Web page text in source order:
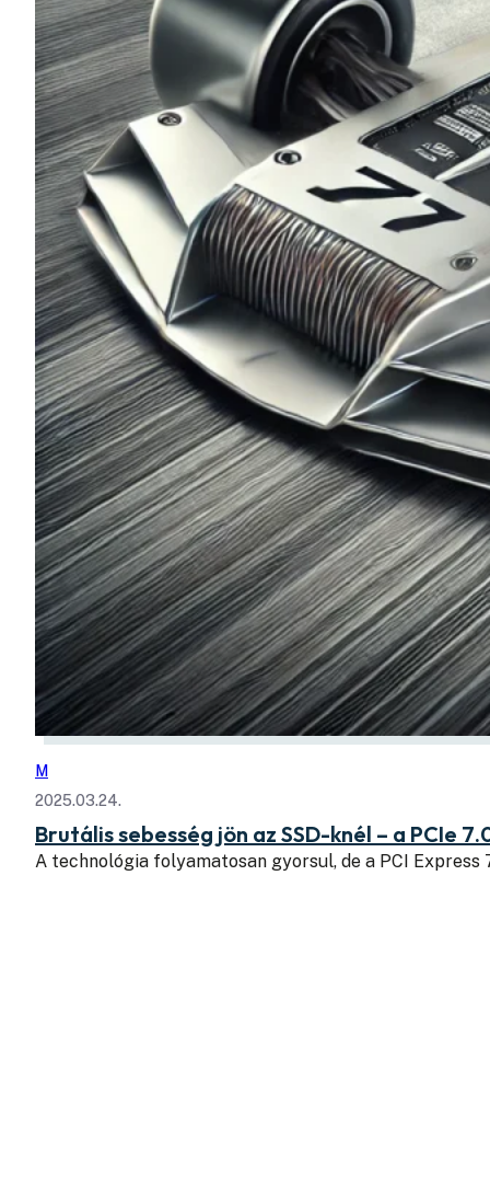
M
2025.03.24.
Brutális sebesség jön az SSD-knél – a PCIe
A technológia folyamatosan gyorsul, de a PCI Express